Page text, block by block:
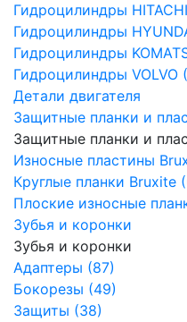
Гидроцилиндры
Гидроцилиндры
Гидроцилиндры
Гидроцилиндры VOLVO
Детали двигателя
Защитные планки и
Защитные планки и
Износные пластины
Круглые планки Bruxite
Плоские износные
Зубья и коронки
Зубья и коронки
Адаптеры (87)
Бокорезы (49)
Защиты (38)